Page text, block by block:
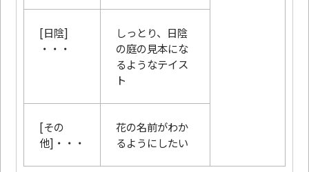
[日陰]
・・・
しっとり、日陰
の庭の見本にな
るようなテイス
ト
[その
他]・・・
花の名前がわか
るようにしたい